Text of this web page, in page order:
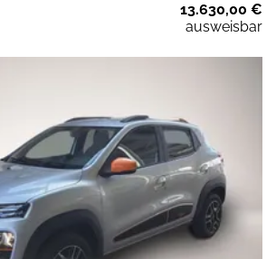
13.630,00 €
ausweisbar